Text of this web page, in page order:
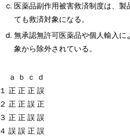
医薬品副作用被害救済制度は、
ても救済対象になる。
無承認無許可医薬品や個人輸入
象から除外されている。
ａ ｂ ｃ ｄ
１ 正 正 正 誤
２ 正 正 誤 正
３ 正 正 誤 誤
４ 誤 誤 正 誤